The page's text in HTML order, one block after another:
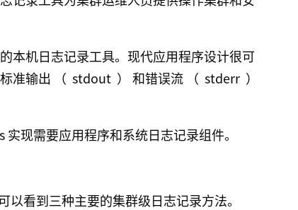
本机日志记录工具。现代应用程序设计很可
准输出 （ stdout ） 和错误流 （ stderr ）
现需要应用程序和系统日志记录组件。
看到三种主要的集群级日志记录方法。